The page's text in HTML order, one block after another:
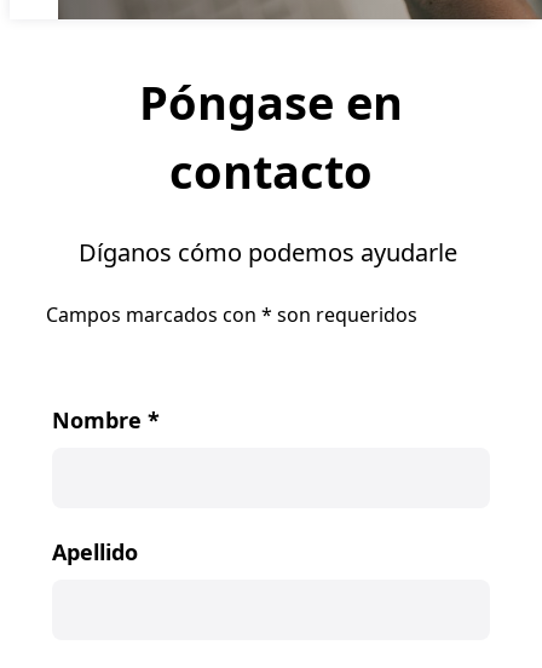
Póngase en
contacto
Díganos cómo podemos ayudarle
Campos marcados con * son requeridos
Nombre *
Apellido